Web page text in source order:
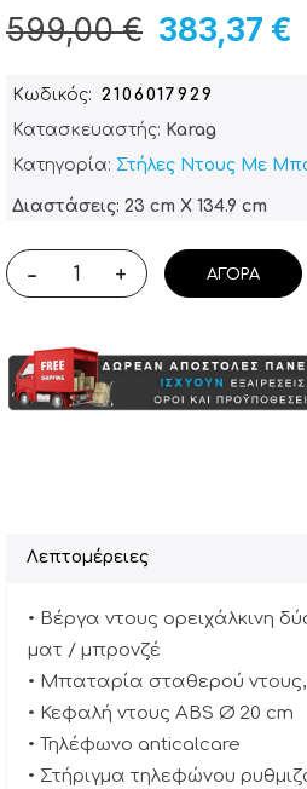
383,37 €
599,00 €
Κωδικός
2106017929
Κατασκευαστής: Karag
Κατηγορία: Στήλες Ντους Με
Διαστάσεις: 23 cm X 134.9 cm
- + ΑΓΟΡΆ
Λεπτομέρειες
• Βέργα ντους ορειχάλκινη
ματ / μπρονζέ
• Μπαταρία σταθερού ντους,
• Κεφαλή ντους ABS Ø 20 cm
• Τηλέφωνο anticalcare
• Στήριγμα τηλεφώνου